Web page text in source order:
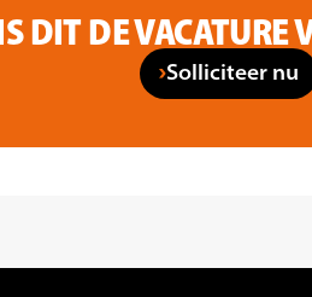
DIT DE VACATURE
Solliciteer nu